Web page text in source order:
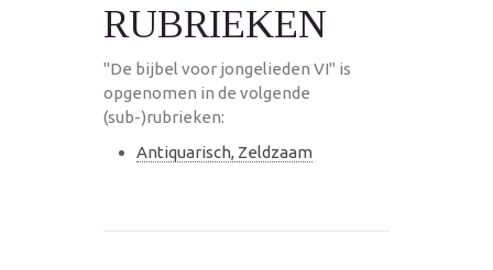
RUBRIEKEN
"De bijbel voor jongelieden VI" is
opgenomen in de volgende
(sub-)rubrieken:
Antiquarisch, Zeldzaam